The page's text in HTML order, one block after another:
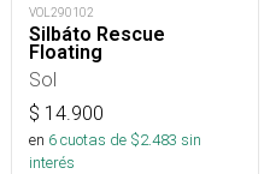
VOL290102
Silbáto Rescue
Floating
Sol
$ 14.900
en 6cuotas de $2.483 sin
interés